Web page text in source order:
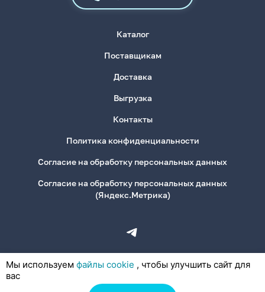
Каталог
Поставщикам
Доставка
Выгрузка
Контакты
Политика конфиденциальности
Согласие на обработку персональных данных
Согласие на обработку персональных данных
(Яндекс.Метрика)
Мы используем файлы cookie , чтобы улучшить сайт для
вас